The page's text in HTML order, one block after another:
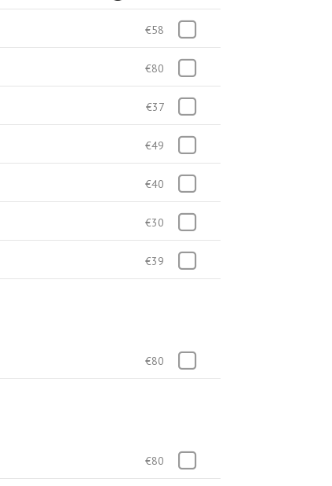
€58
€80
€37
€49
€40
€30
€39
€80
€80